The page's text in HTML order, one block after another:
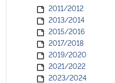
2011/2012
2013/2014
2015/2016
2017/2018
2019/2020
2021/2022
2023/2024